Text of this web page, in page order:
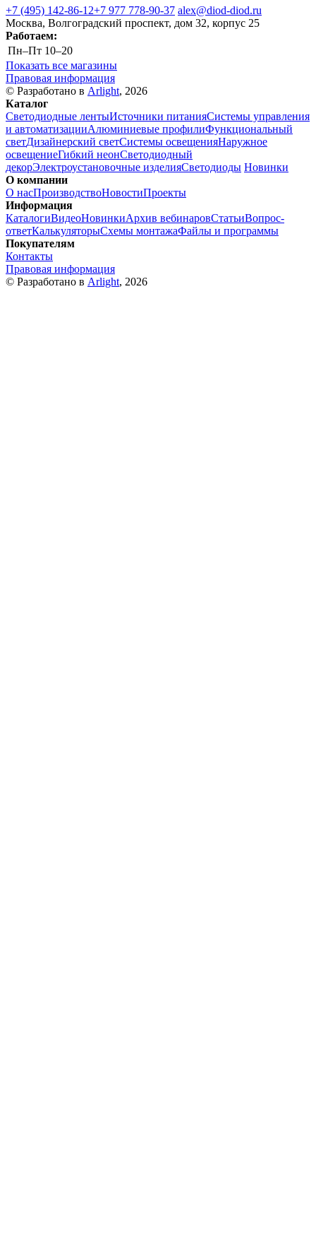
+7 (495) 142-86-12+7 977 778-90-37 alex@diod-diod.ru
Москва, Волгоградский проспект, дом 32, корпус 25
Работаем:
Пн–Пт 10–20
Показать все магазины
Правовая информация
© Разработано в Arlight, 2026
Каталог
Светодиодные лентыИсточники питанияСистемы управления
и автоматизацииАлюминиевые профилиФункциональный
светДизайнерский светСистемы освещенияНаружное
освещениеГибкий неонСветодиодный
декорЭлектроустановочные изделияСветодиоды Новинки
О компании
О насПроизводствоНовостиПроекты
Информация
КаталогиВидеоНовинкиАрхив вебинаровСтатьиВопрос-
ответКалькуляторыСхемы монтажаФайлы и программы
Покупателям
Контакты
Правовая информация
© Разработано в Arlight, 2026